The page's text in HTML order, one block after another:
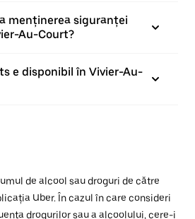
menținerea siguranței
Au-Court?
e disponibil în Vivier-Au-
de alcool sau droguri de către
Uber. În cazul în care consideri
drogurilor sau a alcoolului, cere-i